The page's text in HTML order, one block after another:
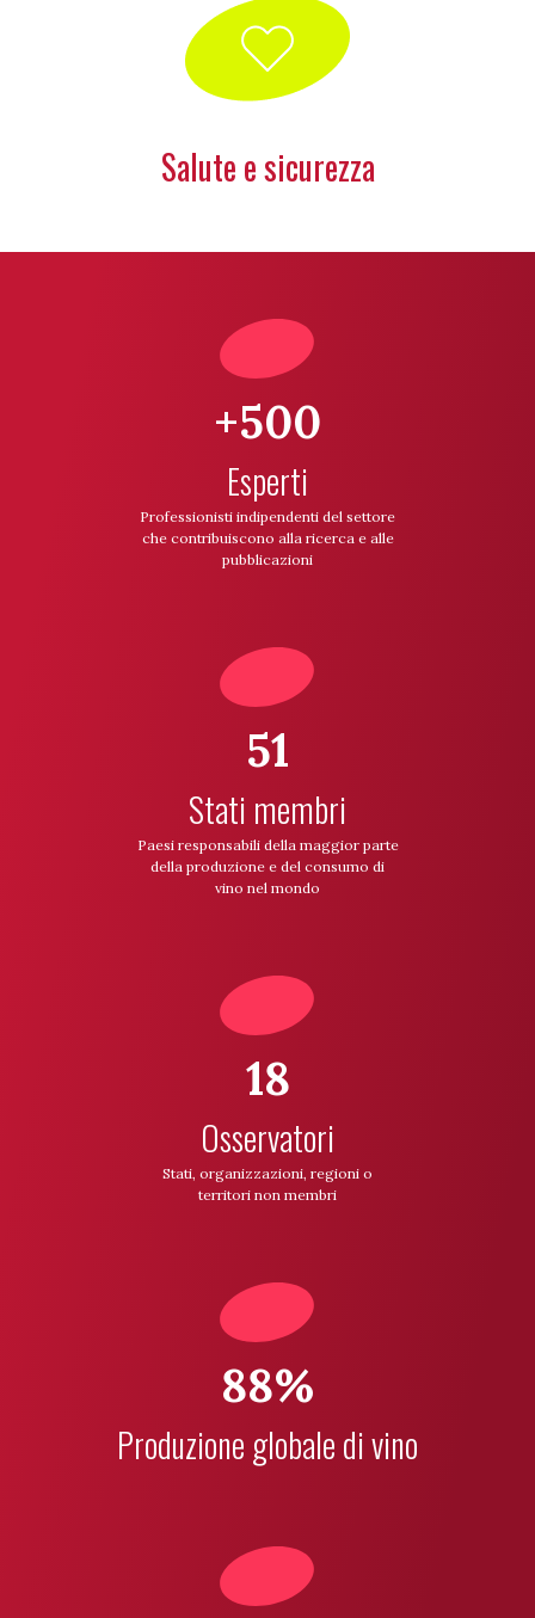
Salute e sicurezza
+500
Esperti
Professionisti indipendenti del settore
che contribuiscono alla ricerca e alle
pubblicazioni
51
Stati membri
Paesi responsabili della maggior parte
della produzione e del consumo di
vino nel mondo
18
Osservatori
Stati, organizzazioni, regioni o
territori non membri
88%
Produzione globale di vino